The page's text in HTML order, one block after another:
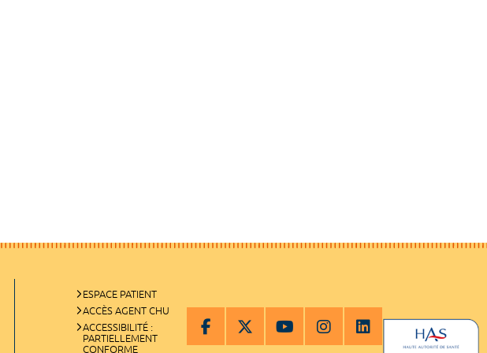
ESPACE PATIENT
ACCÈS AGENT CHU
ACCESSIBILITÉ :
PARTIELLEMENT
CONFORME